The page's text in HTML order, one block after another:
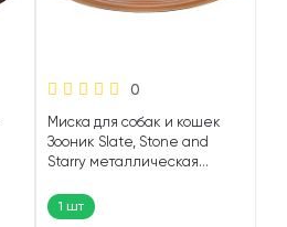
0
Миска для собак и кошек
Зооник Slate, Stone and
Starry металлическая
л (1 шт)
1 шт